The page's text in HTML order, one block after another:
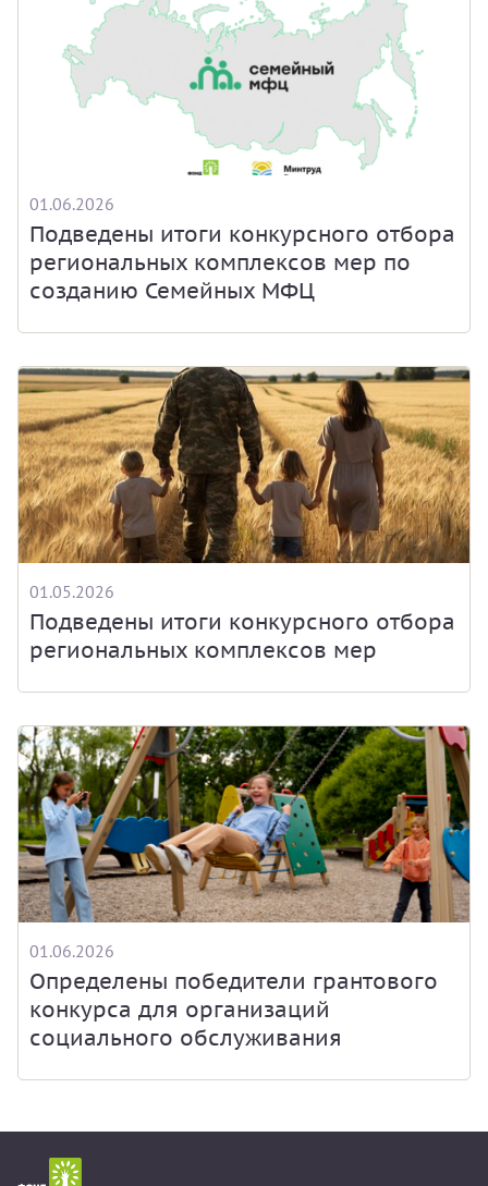
01.06.2026
Подведены итоги конкурсного отбора
региональных комплексов мер по
созданию Семейных МФЦ
01.05.2026
Подведены итоги конкурсного отбора
региональных комплексов мер
01.06.2026
Определены победители грантового
конкурса для организаций
социального обслуживания